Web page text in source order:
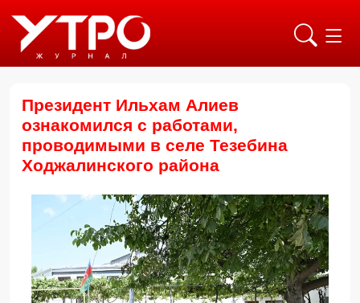
Президент Ильхам Алиев
ознакомился с работами,
проводимыми в селе Тезебина
Ходжалинского района